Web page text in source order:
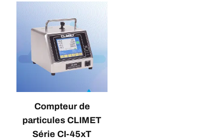
Compteur de
particules CLIMET
Série CI-45xT